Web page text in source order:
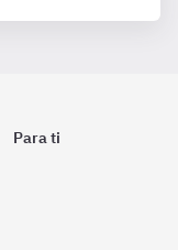
Para ti